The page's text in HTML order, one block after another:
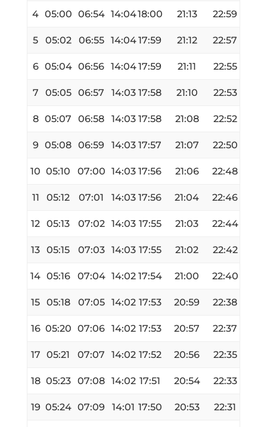
4 05:00 06:54 14:0418:00 21:13 22:59
5 05:02 06:55 14:0417:59 21:12 22:57
6 05:04 06:56 14:0417:59 21:11 22:55
7 05:05 06:57 14:03 17:58 21:10 22:53
8 05:07 06:58 14:03 17:58 21:08 22:52
9 05:08 06:59 14:03 17:57 21:07 22:50
10 05:10 07:00 14:03 17:56 21:06 22:48
11 05:12 07:01 14:03 17:56 21:04 22:46
12 05:13 07:02 14:03 17:55 21:03 22:44
13 05:15 07:03 14:03 17:55 21:02 22:42
14 05:16 07:04 14:02 17:54 21:00 22:40
15 05:18 07:05 14:02 17:53 20:59 22:38
16 05:20 07:06 14:02 17:53 20:57 22:37
17 05:21 07:07 14:02 17:52 20:56 22:35
18 05:23 07:08 14:02 17:51 20:54 22:33
19 05:24 07:09 14:01 17:50 20:53 22:31